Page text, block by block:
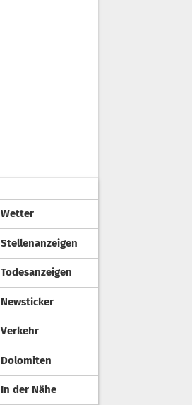
Wetter
Stellenanzeigen
Todesanzeigen
Newsticker
Verkehr
Dolomiten
In der Nähe